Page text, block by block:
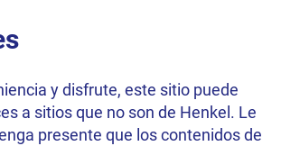
y disfrute, este sitio puede
a sitios que no son de Henkel. Le
presente que los contenidos de